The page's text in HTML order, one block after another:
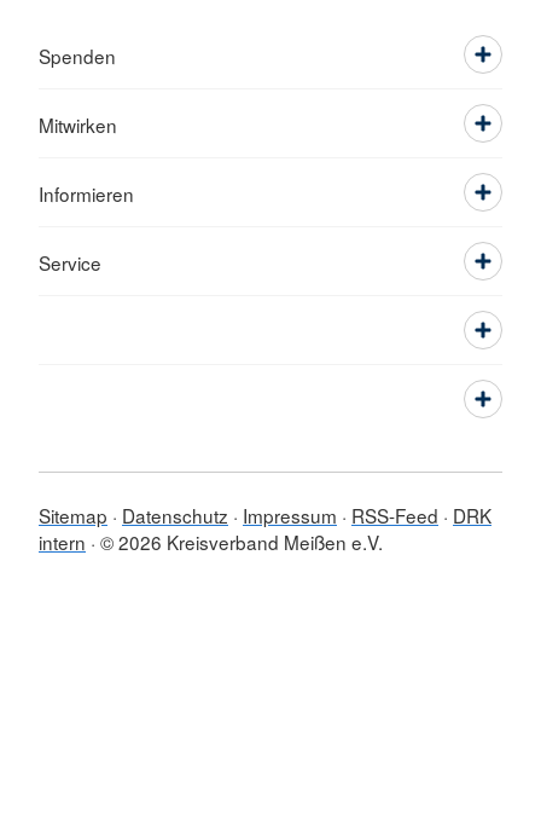
Spenden
Mitwirken
Informieren
Service
Sitemap Datenschutz Impressum RSS-Feed
DRK
intern © 2026 Kreisverband Meißen e.V.